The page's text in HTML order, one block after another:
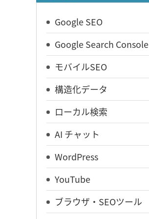
Google SEO
Google Search Console
モバイルSEO
構造化データ
ローカル検索
AI チャット
WordPress
YouTube
ブラウザ・SEOツール